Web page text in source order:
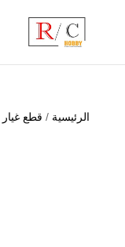
الرئيسية / قطع غيار